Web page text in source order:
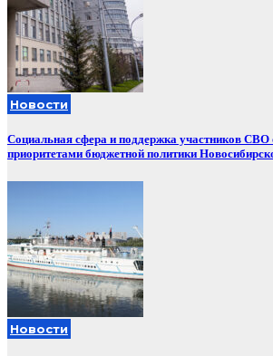
Новости
Социальная сфера и поддержка участников СВО
приоритетами бюджетной политики
Новости